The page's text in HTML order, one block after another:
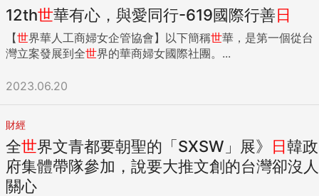
12th世華有心，與愛同行-619國際行善日
【世界華人工商婦女企管協會】以下簡稱世華，是第一個從台
灣立案發展到全世界的華商婦女國際社團。...
2023.06.20
財經
全世界文青都要朝聖的「SXSW」展》 日韓政
府集體帶隊參加，說要大推文創的台灣卻沒人
關心